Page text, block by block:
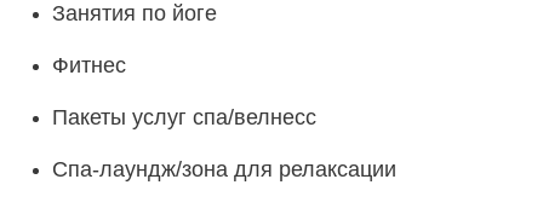
Занятия по йоге
Фитнес
Пакеты услуг спа/велнесс
Спа-лаундж/зона для релаксации